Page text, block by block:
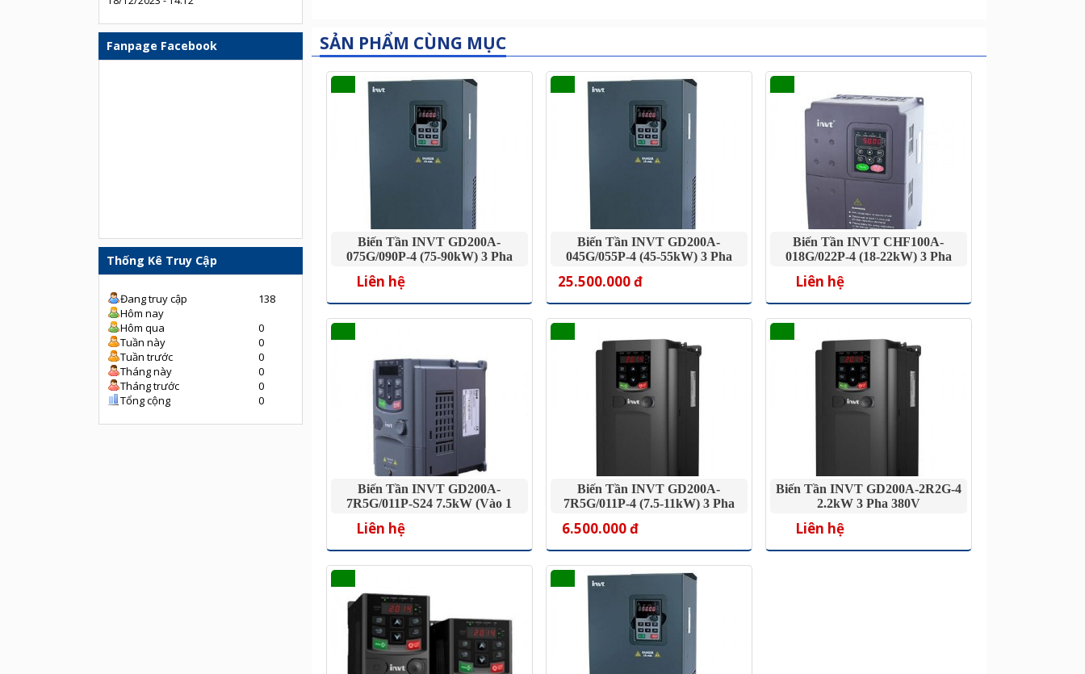
Fanpage Facebook
Thống Kê Truy Cập
Đang truy cập
138
Hôm nay
Hôm qua
0
Tuần này
0
Tuần trước
0
Tháng này
0
Tháng trước
0
Tổng cộng
0
SẢN PHẨM CÙNG MỤC
Biến Tần INVT GD200A-
075G/090P-4 (75-90kW) 3 Pha
Liên hệ
Biến Tần INVT GD200A-
045G/055P-4 (45-55kW) 3 Pha
25.500.000 đ
Biến Tần INVT CHF100A-
018G/022P-4 (18-22kW) 3 Pha
Liên hệ
Biến Tần INVT GD200A-
7R5G/011P-S24 7.5kW (Vào 1
Liên hệ
Biến Tần INVT GD200A-
7R5G/011P-4 (7.5-11kW) 3 Pha
6.500.000 đ
Biến Tần INVT GD200A-2R2G-4
2.2kW 3 Pha 380V
Liên hệ